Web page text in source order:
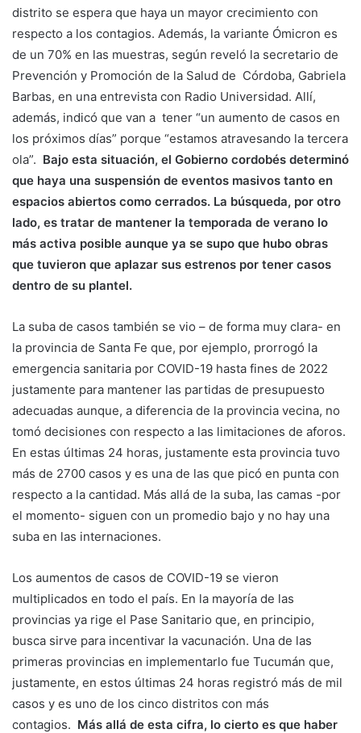
distrito se espera que haya un mayor crecimiento con
respecto a los contagios. Además, la variante Ómicron es
de un 70% en las muestras, según reveló la secretario de
Prevención y Promoción de la Salud de Córdoba, Gabriela
Barbas, en una entrevista con Radio Universidad. Allí,
además, indicó que van a tener “un aumento de casos en
los próximos días” porque “estamos atravesando la tercera
ola”. Bajo esta situación, el Gobierno cordobés determinó
que haya una suspensión de eventos masivos tanto en
espacios abiertos como cerrados. La búsqueda, por otro
lado, es tratar de mantener la temporada de verano lo
más activa posible aunque ya se supo que hubo obras
que tuvieron que aplazar sus estrenos por tener casos
dentro de su plantel.
La suba de casos también se vio – de forma muy clara- en
la provincia de Santa Fe que, por ejemplo, prorrogó la
emergencia sanitaria por COVID-19 hasta fines de 2022
justamente para mantener las partidas de presupuesto
adecuadas aunque, a diferencia de la provincia vecina, no
tomó decisiones con respecto a las limitaciones de aforos.
En estas últimas 24 horas, justamente esta provincia tuvo
más de 2700 casos y es una de las que picó en punta con
respecto a la cantidad. Más allá de la suba, las camas -por
el momento- siguen con un promedio bajo y no hay una
suba en las internaciones.
Los aumentos de casos de COVID-19 se vieron
multiplicados en todo el país. En la mayoría de las
provincias ya rige el Pase Sanitario que, en principio,
busca sirve para incentivar la vacunación. Una de las
primeras provincias en implementarlo fue Tucumán que,
justamente, en estos últimas 24 horas registró más de mil
casos y es uno de los cinco distritos con más
contagios. Más allá de esta cifra, lo cierto es que haber